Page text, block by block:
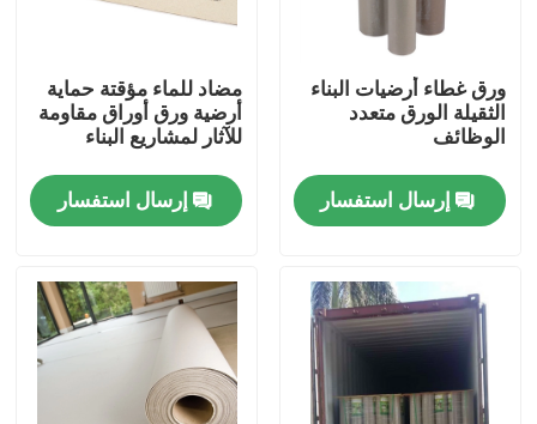
ورق حماية الأرضيات
لفة حماية الأرضيات المؤقتة
ورق الكرافت لحماية الأرضيات
ورق طباعة كرتون
صفائح الأرضيات للماء
ورق غطاء أرضيات البناء
الثقيلة الورق متعدد
الوظائف
إرسال استفسار
مضاد للماء مؤقتة حماية
أرضية ورق أوراق مقاومة
للآثار لمشاريع البناء
إرسال استفسار